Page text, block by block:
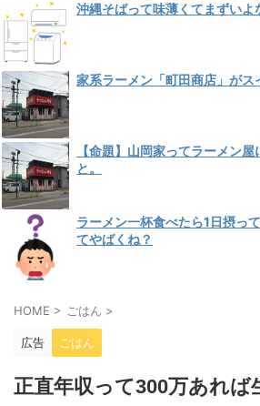
沖縄そばって味薄くてまずいよ
家系ラーメン「町田商店」が
【命題】山岡家ってラーメン
と。
ラーメン一杯食べたら1日摂っ
てやばくね？
HOME > ごはん >
広告 ごはん
正直年収って300万あれば